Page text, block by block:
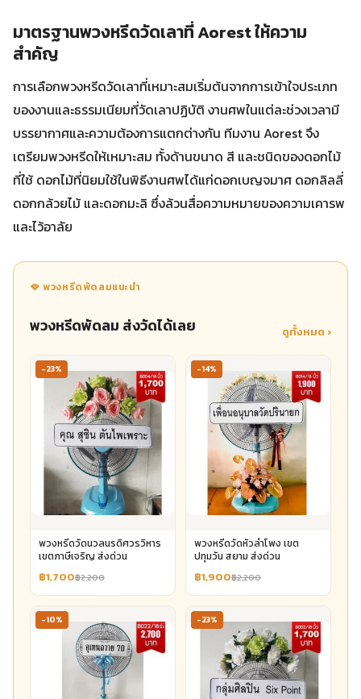
มาตรฐานพวงหรีดวัดเลาที่ Aorest ให้ความ
สำคัญ
การเลือกพวงหรีดวัดเลาที่เหมาะสมเริ่มต้นจากการเข้าใจประเภท
ของงานและธรรมเนียมที่วัดเลาปฏิบัติ งานศพในแต่ละช่วงเวลามี
บรรยากาศและความต้องการแตกต่างกัน ทีมงาน Aorest จึง
เตรียมพวงหรีดให้เหมาะสม ทั้งด้านขนาด สี และชนิดของดอกไม้
ที่ใช้ ดอกไม้ที่นิยมใช้ในพิธีงานศพได้แก่ดอกเบญจมาศ ดอกลิลลี่
ดอกกล้วยไม้ และดอกมะลิ ซึ่งล้วนสื่อความหมายของความเคารพ
และไว้อาลัย
🪭 พวงหรีดพัดลมแนะนำ
พวงหรีดพัดลม ส่งวัดได้เลย ดูทั้งหมด ›
-23%
พวงหรีดวัดนวลนรดิศวรวิหาร
เขตภาษีเจริญ ส่งด่วน
฿1,700฿2,200
-14%
พวงหรีดวัดหัวลำโพง เขต
ปทุมวัน สยาม ส่งด่วน
฿1,900฿2,200
-10% -23%